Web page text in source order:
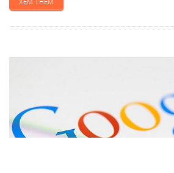
XEM THÊM